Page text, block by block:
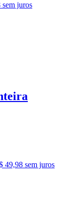
sem juros
49,98 sem juros